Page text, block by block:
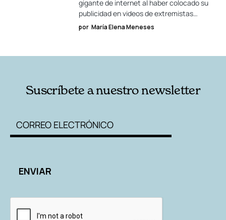
gigante de internet al haber colocado su
publicidad en videos de extremistas…
por María Elena Meneses
Suscríbete a nuestro newsletter